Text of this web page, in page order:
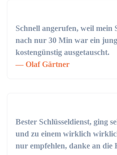
Schnell angerufen, weil mein
nach nur 30 Min war ein
kostengünstig ausgetauscht.
Olaf Gärtner
Bester Schlüsseldienst, ging
und zu einem wirklich
nur empfehlen, danke an die